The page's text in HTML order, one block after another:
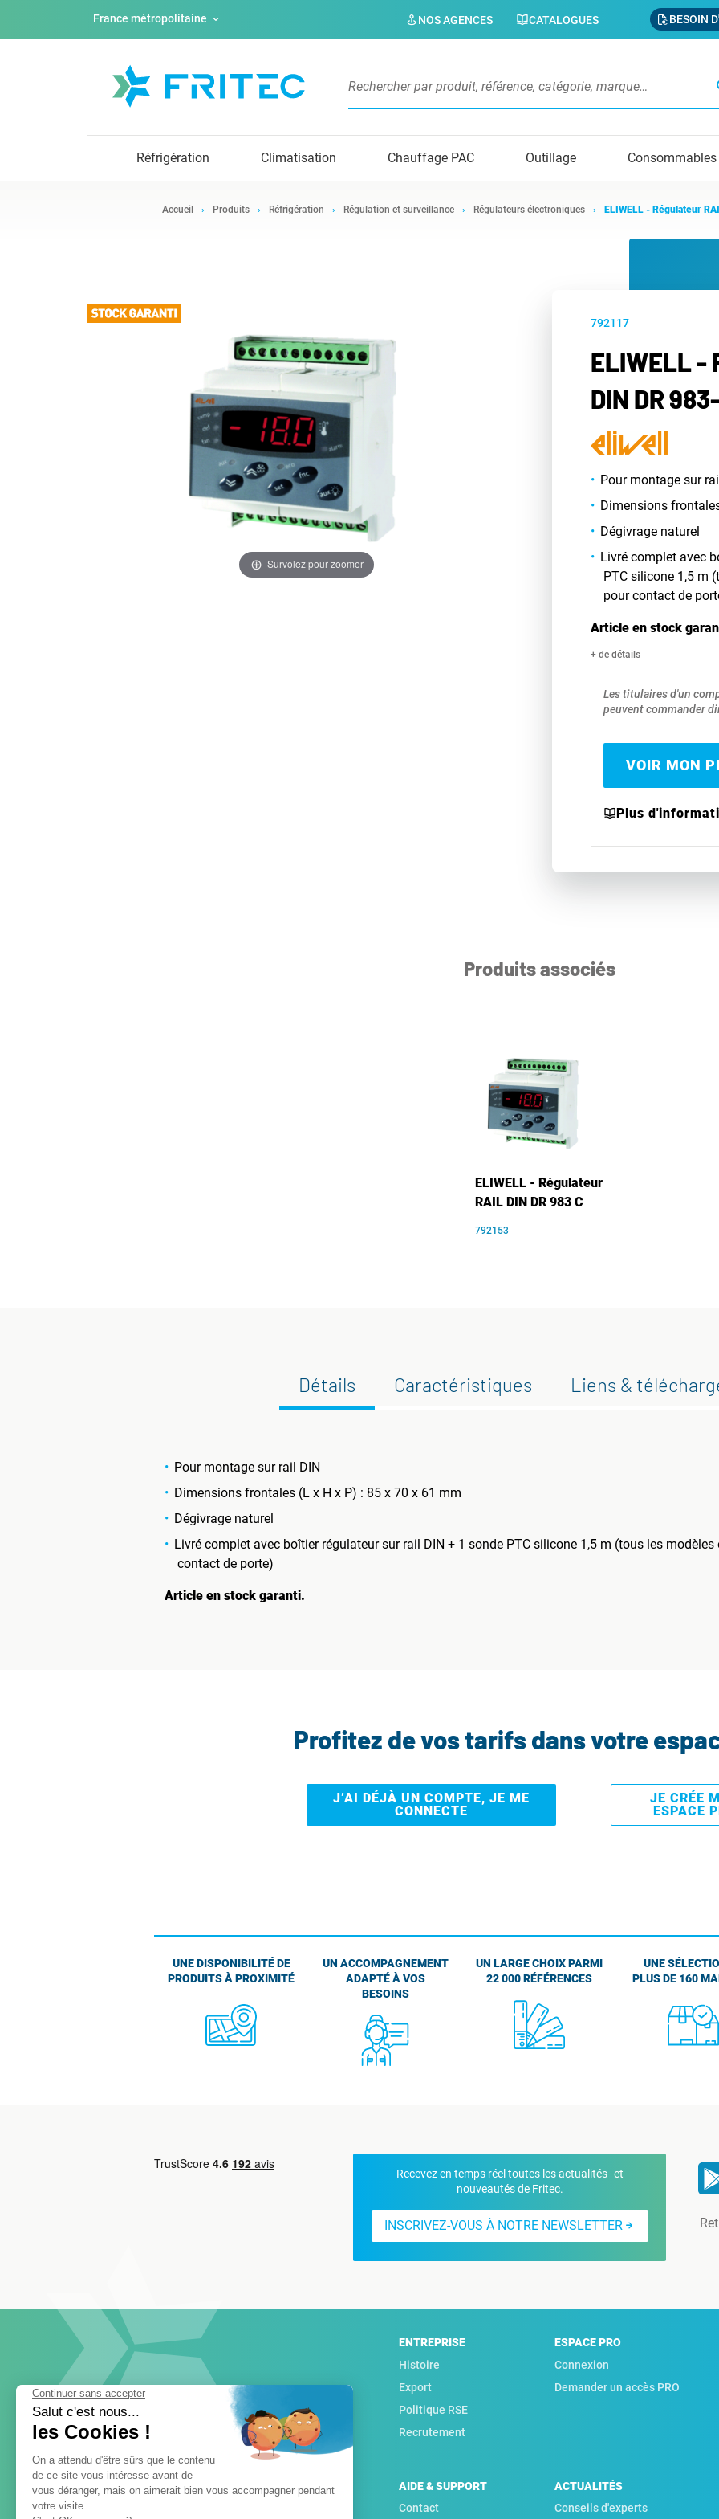
France métropolitaine NOS AGENCES CATALOGUES BESOIN
Réfrigération Climatisation Chauffage PAC Outillage Consommables
Accueil Produits Réfrigération Régulation et surveillance Régulateurs électroniques ELIWELL - Régulateur
Survolez pour zoomer
792117
ELIWELL -
DIN DR
Pour montage sur
Dimensions
Dégivrage naturel
Livré complet avec
PTC silicone 1,5 m
pour contact de
Article en stock
+ de détails
Les titulaires d'un
peuvent commander
VOIR MON
Plus
Produits associés
ELIWELL - Régulateur
RAIL DIN DR 983 C
792153
Détails Caractéristiques Liens &
Pour montage sur rail DIN
Dimensions frontales (L x H x P) : 85 x 70 x 61 mm
Dégivrage naturel
Livré complet avec boîtier régulateur sur rail DIN + 1 sonde PTC silicone 1,5 m (tous les
contact de porte)
Article en stock garanti.
Profitez de vos tarifs dans votre
J’AI DÉJÀ UN COMPTE, JE ME
CONNECTE
JE CRÉE
ESPACE
UNE DISPONIBILITÉ DE
PRODUITS À PROXIMITÉ
UN ACCOMPAGNEMENT
ADAPTÉ À VOS
BESOINS
UN LARGE CHOIX PARMI
22 000 RÉFÉRENCES
UNE
PLUS DE 160
Recevez en temps réel toutes les actualités et
nouveautés de Fritec.
INSCRIVEZ-VOUS À NOTRE NEWSLETTER
ENTREPRISE
Histoire
Export
Politique RSE
Recrutement
ESPACE PRO
Connexion
Demander un accès PRO
AIDE & SUPPORT
Contact
ACTUALITÉS
Conseils d'experts